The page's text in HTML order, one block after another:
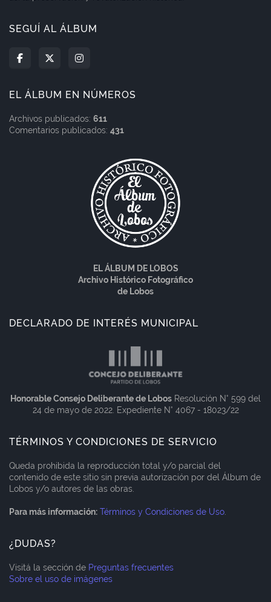
SEGUÍ AL ÁLBUM
EL ÁLBUM EN NÚMEROS
Archivos publicados: 611
Comentarios publicados: 431
EL ÁLBUM DE LOBOS
Archivo Histórico Fotográfico
de Lobos
DECLARADO DE INTERÉS MUNICIPAL
Honorable Consejo Deliberante de Lobos Resolución N° 599 del
24 de mayo de 2022. Expediente N° 4067 - 18023/22
TÉRMINOS Y CONDICIONES DE SERVICIO
Queda prohibida la reproducción total y/o parcial del
contenido de este sitio sin previa autorización por del Álbum de
Lobos y/o autores de las obras.
Para más información: Términos y Condiciones de Uso
¿DUDAS?
Visitá la sección de Preguntas frecuentes
Sobre el uso de imágenes